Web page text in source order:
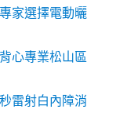
家選擇電動曬
心專業松山區
雷射白內障消